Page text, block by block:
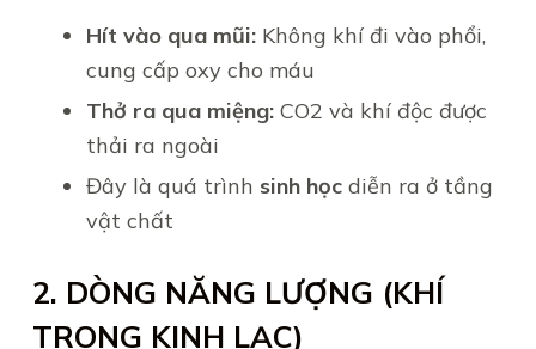
Hít vào qua mũi:Không khí đi vào phổi,
cung cấp oxy cho máu
Thở ra qua miệng:CO2 và khí độc được
thải ra ngoài
Đây là quá trình sinh họcdiễn ra ở tầng
vật chất
2. DÒNG NĂNG LƯỢNG (KHÍ
TRONG KINH LẠC)